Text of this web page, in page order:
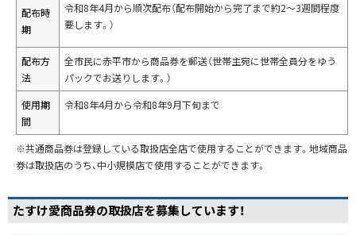
配布時
期
令和8年4月から順次配布（配布開始から完了まで約2～3週間程度
要します。）
配布方
法
全市民に赤平市から商品券を郵送（世帯主宛に世帯全員分をゆう
パックでお送りします。）
使用期
間
令和8年4月から令和8年9月下旬まで
※共通商品券は登録している取扱店全店で使用することができます。地域商品
券は取扱店のうち、中小規模店で使用することができます。
たすけ愛商品券の取扱店を募集しています！